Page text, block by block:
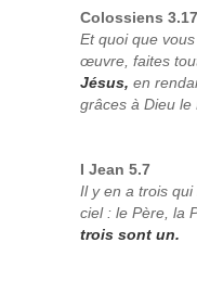
Colossiens 3.17
Et quoi que
œuvre, faites
Jésus, en
grâces à Dieu le
I Jean 5.7
Il y en a trois
ciel : le Père, la
trois sont un.